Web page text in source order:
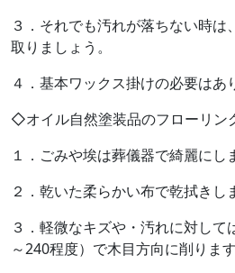
３．それでも汚れが落ちない時は
取りましょう。
４．基本ワックス掛けの必要はあ
◇オイル自然塗装品のフローリン
１．ごみや埃は葬儀器で綺麗にし
２．乾いた柔らかい布で乾拭きし
３．軽微なキズや・汚れに対し
～240程度）で木目方向に削ります